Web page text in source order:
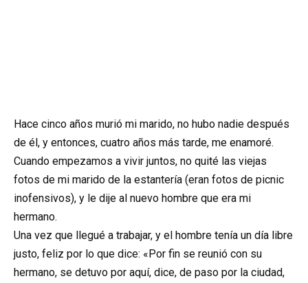
Hace cinco años murió mi marido, no hubo nadie después
de él, y entonces, cuatro años más tarde, me enamoré.
Cuando empezamos a vivir juntos, no quité las viejas
fotos de mi marido de la estantería (eran fotos de picnic
inofensivos), y le dije al nuevo hombre que era mi
hermano.
Una vez que llegué a trabajar, y el hombre tenía un día libre
justo, feliz por lo que dice: «Por fin se reunió con su
hermano, se detuvo por aquí, dice, de paso por la ciudad,